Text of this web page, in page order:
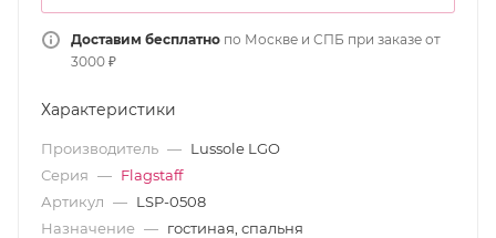
Доставим бесплатно по Москве и СПБ при заказе от
3000 ₽
Характеристики
Производитель — Lussole LGO
Серия — Flagstaff
Артикул — LSP-0508
Назначение — гостиная, спальня